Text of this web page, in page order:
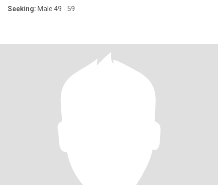
Seeking: Male 49 - 59